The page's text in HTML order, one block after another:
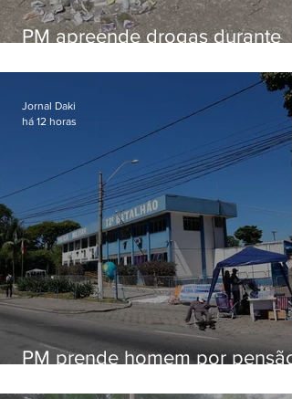
PM apreende drogas durante
PM prende homem por pensão
Jornal Daki
há 12 horas